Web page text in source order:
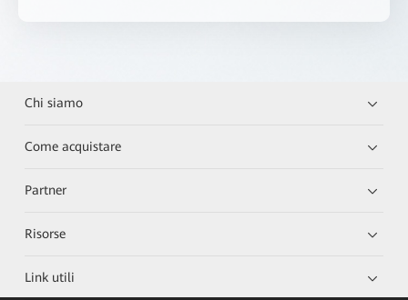
Chi siamo
Come acquistare
Partner
Risorse
Link utili